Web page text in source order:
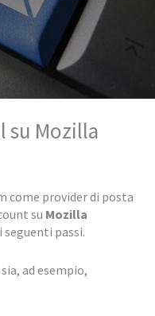
su Mozilla
come provider di posta
su Mozilla
seguenti passi.
ad esempio,